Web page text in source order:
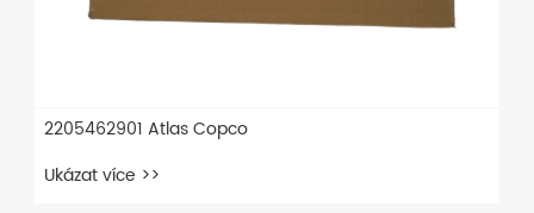
2205462901 Atlas Copco
Ukázat více >>